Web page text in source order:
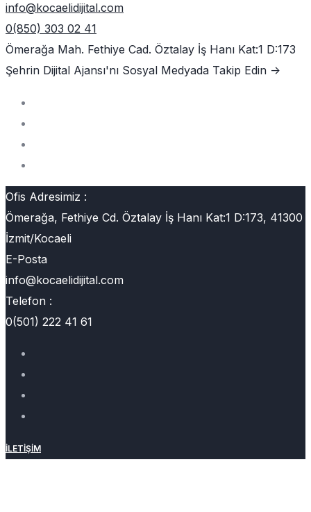
info@kocaelidijital.com
0(850) 303 02 41
Ömerağa Mah. Fethiye Cad. Öztalay İş Hanı Kat:1 D:173
Şehrin Dijital Ajansı'nı Sosyal Medyada Takip Edin ->
Ofis Adresimiz :
Ömerağa, Fethiye Cd. Öztalay İş Hanı Kat:1 D:173, 41300
İzmit/Kocaeli
E-Posta
info@kocaelidijital.com
Telefon :
0(501) 222 41 61
İLETIŞIM